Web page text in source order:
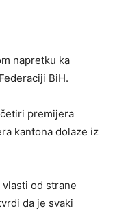
napretku ka
BiH.
premijera
kantona dolaze iz
vlasti od strane
da je svaki